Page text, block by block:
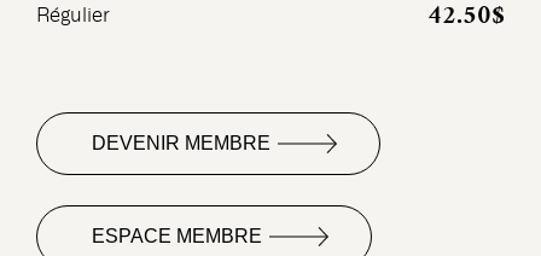
Régulier 42.50$
DEVENIR MEMBRE
ESPACE MEMBRE